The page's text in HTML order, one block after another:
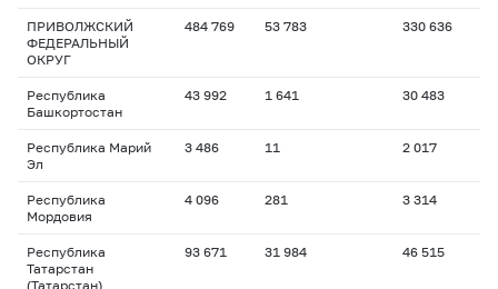
ПРИВОЛЖСКИЙ
ФЕДЕРАЛЬНЫЙ
ОКРУГ
484 769 53 783 330 636
Республика
Башкортостан
43 992 1 641 30 483
Республика Марий
Эл
3 486 11 2 017
Республика
Мордовия
4 096 281 3 314
Республика
Татарстан
(Татарстан)
93 671 31 984 46 515